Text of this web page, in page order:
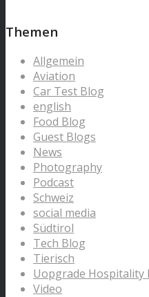
Themen
Allgemein
Aviation
Car Test Blog
english
Food Blog
Guest Blogs
News
Photography
Podcast
Schweiz
social media
Südtirol
Tech Blog
Tierisch
Uopgrade Hospitality
Video